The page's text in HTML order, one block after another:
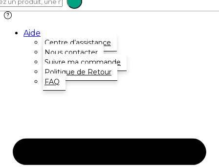
Aide
Centre d’assistance
Nous contacter
Suivre ma commande
Politique de Retour
FAQ